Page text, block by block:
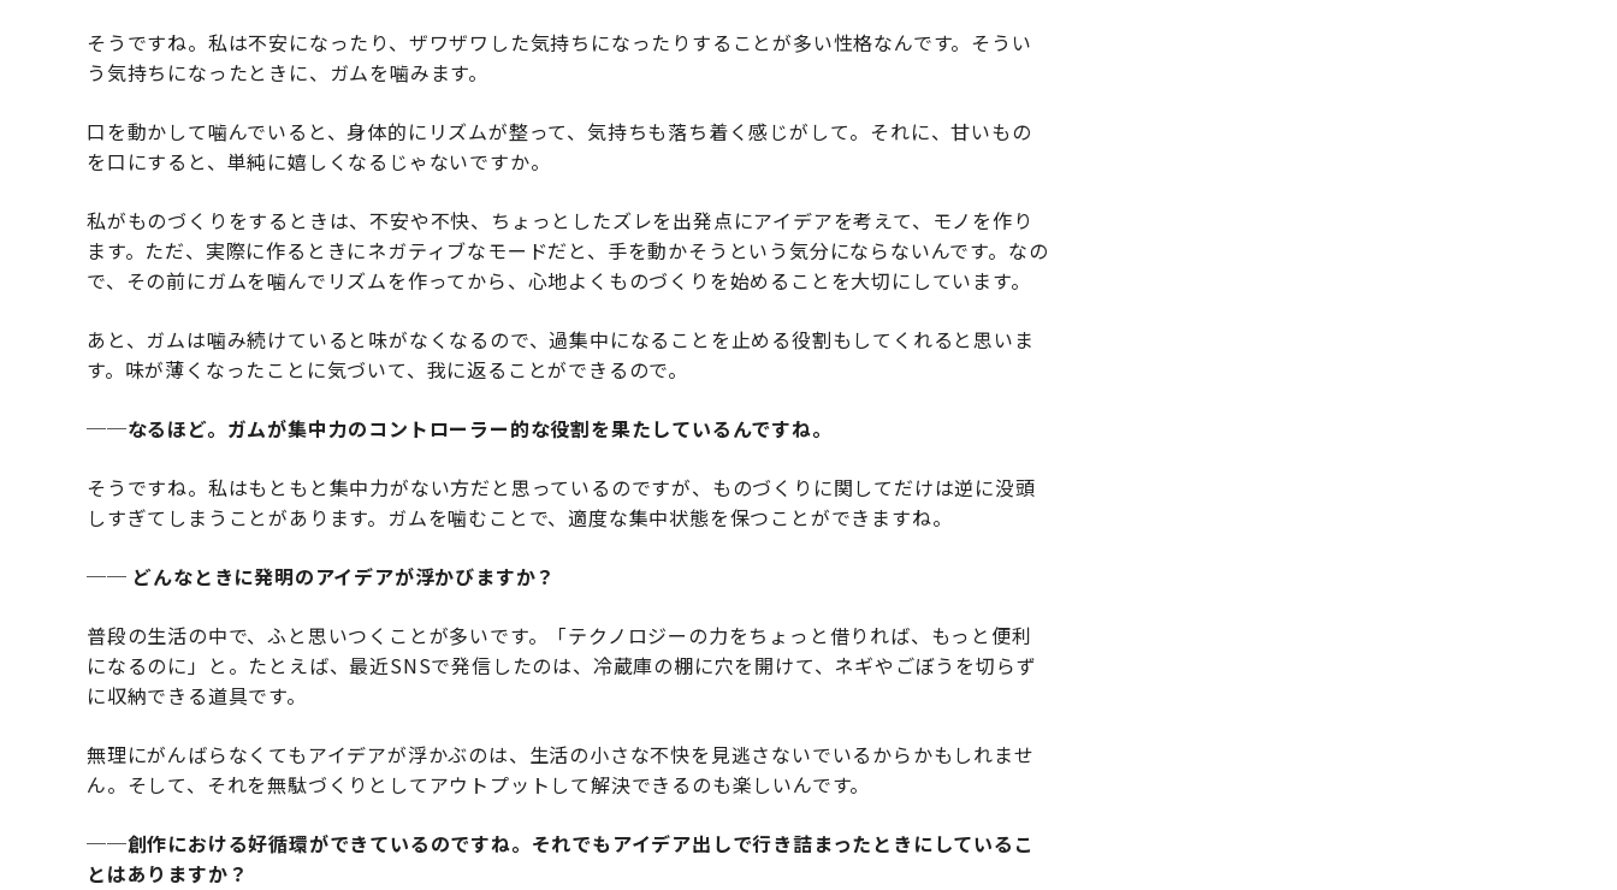
そうですね。私は不安になったり、ザワザワした気持ちになったりすることが多い性格なんです。そうい
う気持ちになったときに、ガムを噛みます。
口を動かして噛んでいると、身体的にリズムが整って、気持ちも落ち着く感じがして。それに、甘いもの
を口にすると、単純に嬉しくなるじゃないですか。
私がものづくりをするときは、不安や不快、ちょっとしたズレを出発点にアイデアを考えて、モノを作り
ます。ただ、実際に作るときにネガティブなモードだと、手を動かそうという気分にならないんです。なの
で、その前にガムを噛んでリズムを作ってから、心地よくものづくりを始めることを大切にしています。
あと、ガムは噛み続けていると味がなくなるので、過集中になることを止める役割もしてくれると思いま
す。味が薄くなったことに気づいて、我に返ることができるので。
──なるほど。ガムが集中力のコントローラー的な役割を果たしているんですね。
そうですね。私はもともと集中力がない方だと思っているのですが、ものづくりに関してだけは逆に没頭
しすぎてしまうことがあります。ガムを噛むことで、適度な集中状態を保つことができますね。
── どんなときに発明のアイデアが浮かびますか？
普段の生活の中で、ふと思いつくことが多いです。「テクノロジーの力をちょっと借りれば、もっと便利
になるのに」と。たとえば、最近SNSで発信したのは、冷蔵庫の棚に穴を開けて、ネギやごぼうを切らず
に収納できる道具です。
無理にがんばらなくてもアイデアが浮かぶのは、生活の小さな不快を見逃さないでいるからかもしれませ
ん。そして、それを無駄づくりとしてアウトプットして解決できるのも楽しいんです。
──創作における好循環ができているのですね。それでもアイデア出しで行き詰まったときにしているこ
とはありますか？